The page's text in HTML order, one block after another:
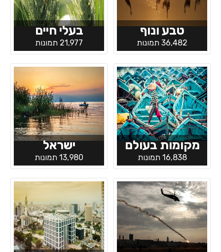
טבע ונוף
36,482 תמונות
בעלי חיים
21,977 תמונות
מקומות בעולם
16,838 תמונות
ישראל
13,980 תמונות